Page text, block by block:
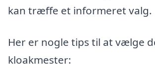
kan træffe et informeret valg.
Her er nogle tips til at vælge
kloakmester: